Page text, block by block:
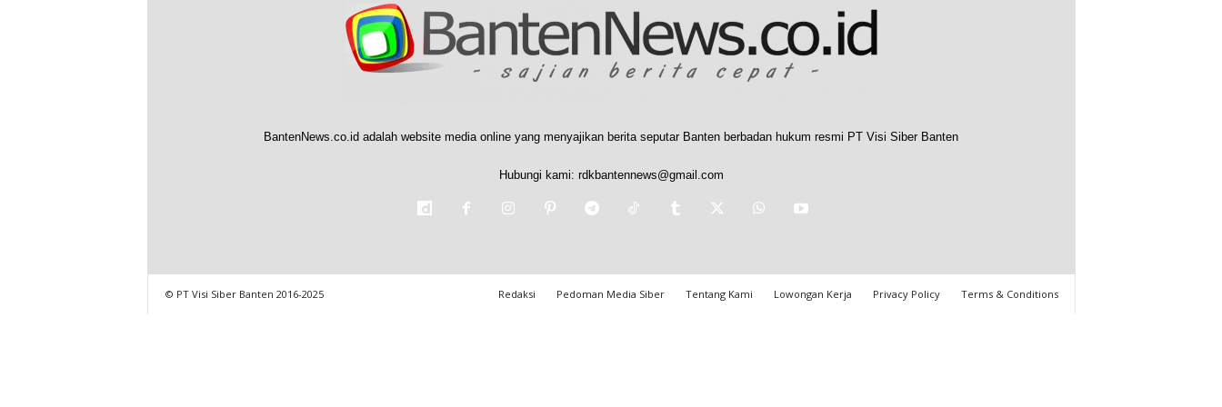
BantenNews.co.id adalah website media online yang menyajikan berita seputar Banten berbadan hukum resmi PT Visi Siber Banten
Hubungi kami: rdkbantennews@gmail.com
Redaksi Pedoman Media Siber Tentang Kami Lowongan Kerja Privacy Policy Terms & Conditions
© PT Visi Siber Banten 2016-2025